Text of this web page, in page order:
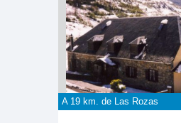
A 19 km. de Las Rozas